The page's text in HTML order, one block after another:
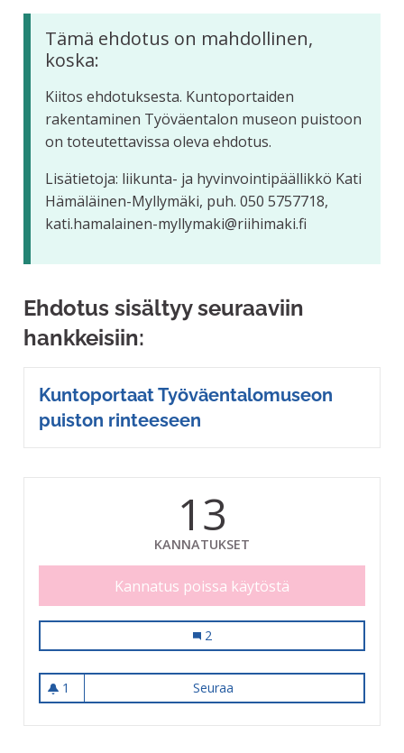
Tämä ehdotus on mahdollinen,
koska:
Kiitos ehdotuksesta. Kuntoportaiden
rakentaminen Työväentalon museon puistoon
on toteutettavissa oleva ehdotus.
Lisätietoja: liikunta- ja hyvinvointipäällikkö Kati
Hämäläinen-Myllymäki, puh. 050 5757718,
kati.hamalainen-myllymaki@riihimaki.fi
Ehdotus sisältyy seuraaviin
hankkeisiin:
Kuntoportaat Työväentalomuseon
puiston rinteeseen
13
KANNATUKSET
Kannatus poissa käytöstä
Kuntoportaat
2
1
1 seuraaja
Seuraa